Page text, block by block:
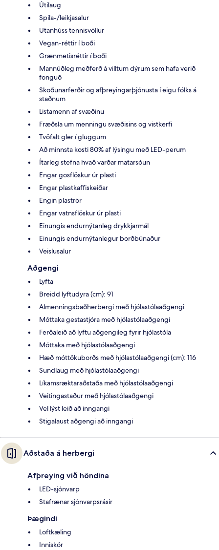
Útilaug
Spila-/leikjasalur
Utanhúss tennisvöllur
Vegan-réttir í boði
Grænmetisréttir í boði
Mannúðleg meðferð á villtum dýrum sem hafa verið
fönguð
Skoðunarferðir og afþreyingarþjónusta í eigu fólks á
staðnum
Listamenn af svæðinu
Fræðsla um menningu svæðisins og vistkerfi
Tvöfalt gler í gluggum
Að minnsta kosti 80% af lýsingu með LED-perum
Ítarleg stefna hvað varðar matarsóun
Engar gosflöskur úr plasti
Engar plastkaffiskeiðar
Engin plaströr
Engar vatnsflöskur úr plasti
Einungis endurnýtanleg drykkjarmál
Einungis endurnýtanlegur borðbúnaður
Veislusalur
Aðgengi
Lyfta
Breidd lyftudyra (cm): 91
Almenningsbaðherbergi með hjólastólaaðgengi
Móttaka gestastjóra með hjólastólaaðgengi
Ferðaleið að lyftu aðgengileg fyrir hjólastóla
Móttaka með hjólastólaaðgengi
Hæð móttökuborðs með hjólastólaaðgengi (cm): 116
Sundlaug með hjólastólaaðgengi
Líkamsræktaraðstaða með hjólastólaaðgengi
Veitingastaður með hjólastólaaðgengi
Vel lýst leið að inngangi
Stigalaust aðgengi að inngangi
Aðstaða á herbergi
Afþreying við höndina
LED-sjónvarp
Stafrænar sjónvarpsrásir
Þægindi
Loftkæling
Inniskór